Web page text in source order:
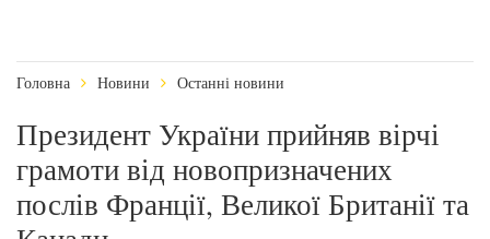
Головна Новини Останні новини
Президент України прийняв вірчі
грамоти від новопризначених
послів Франції, Великої Британії та